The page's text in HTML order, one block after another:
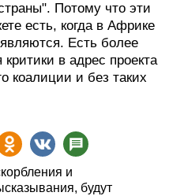
Потому что эти
есть, когда в Африке
Есть более
в адрес проекта
коалиции и без таких
и
будут